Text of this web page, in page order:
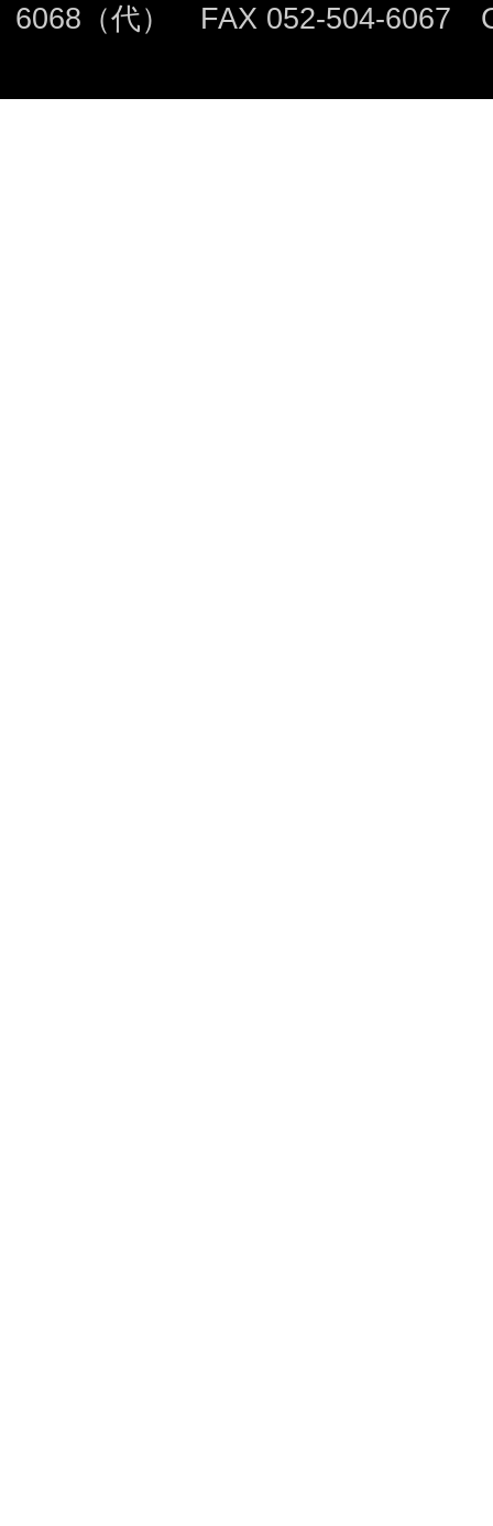
6068（代） FAX 052-504-6067